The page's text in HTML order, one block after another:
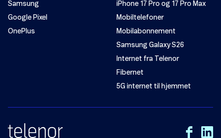
Samsung
Google Pixel
OnePlus
iPhone 17 Pro og 17 Pro Max
Mobiltelefoner
Mobilabonnement
Samsung Galaxy S26
Internet fra Telenor
Fibernet
5G internet til hjemmet